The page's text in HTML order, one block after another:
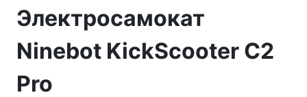
Электросамокат
Ninebot KickScooter C2
Pro